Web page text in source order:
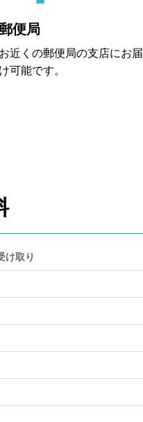
便局
お近くの郵便局の支店にお届
け可能です。
け取り